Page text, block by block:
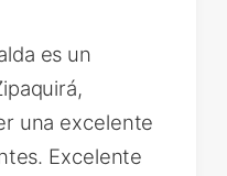
es un
una excelente
Excelente